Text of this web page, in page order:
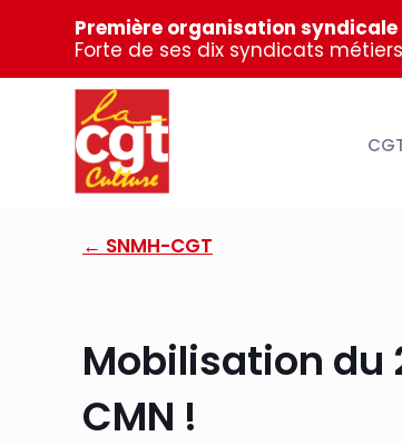
Première organisation
Forte de ses dix syndicats
← SNMH-CGT
Mobilisation du
CMN !